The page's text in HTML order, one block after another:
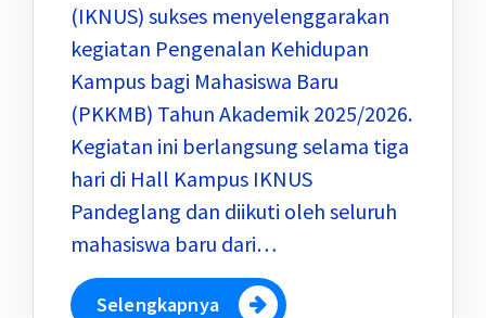
(IKNUS) sukses menyelenggarakan
kegiatan Pengenalan Kehidupan
Kampus bagi Mahasiswa Baru
(PKKMB) Tahun Akademik 2025/2026.
Kegiatan ini berlangsung selama tiga
hari di Hall Kampus IKNUS
Pandeglang dan diikuti oleh seluruh
mahasiswa baru dari…
Selengkapnya